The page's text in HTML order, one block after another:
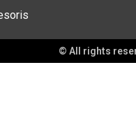
© All rights